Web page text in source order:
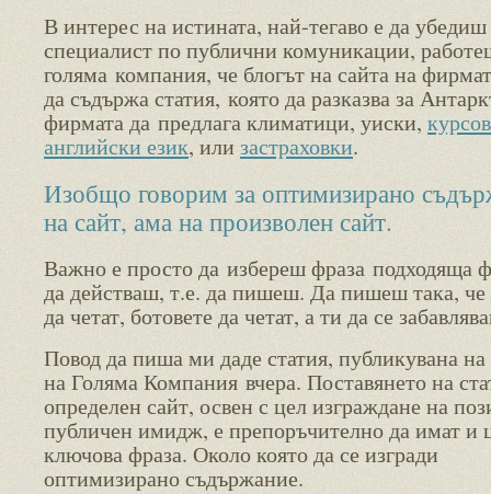
В интерес на истината, най-тегаво е да убедиш
специалист по публични комуникации,
голяма компания, че блогът на сайта на
да съдържа статия, която да разказва за
фирмата да предлага климатици, уиски,
английски език, или застраховки.
Изобщо говорим за оптимизирано
на сайт, ама на произволен сайт.
Важно е просто да избереш фраза подходяща
да действаш, т.е. да пишеш. Да пишеш така, че
да четат, ботовете да четат, а ти да се
Повод да пиша ми даде статия, публикувана на
на Голяма Компания вчера. Поставянето на
определен сайт, освен с цел изграждане на
публичен имидж, е препоръчително да имат и
ключова фраза. Около която да се изгради
оптимизирано съдържание.